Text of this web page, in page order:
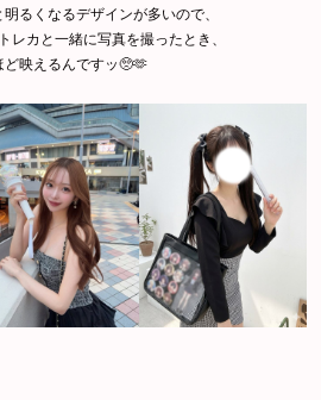
るくなるデザインが多いので、
レカと一緒に写真を撮ったとき、
ど映えるんですッ🥺🫶